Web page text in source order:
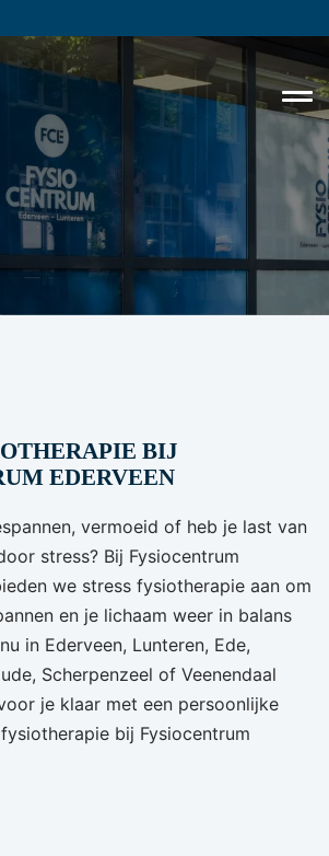
BIJ
EDERVEEN
vermoeid of heb je last van
stress? Bij Fysiocentrum
we stress fysiotherapie aan om
en je lichaam weer in balans
in Ederveen, Lunteren, Ede,
Scherpenzeel of Veenendaal
je klaar met een persoonlijke
bij Fysiocentrum